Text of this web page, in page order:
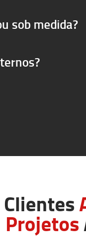
sob medida?
Clientes
Projetos